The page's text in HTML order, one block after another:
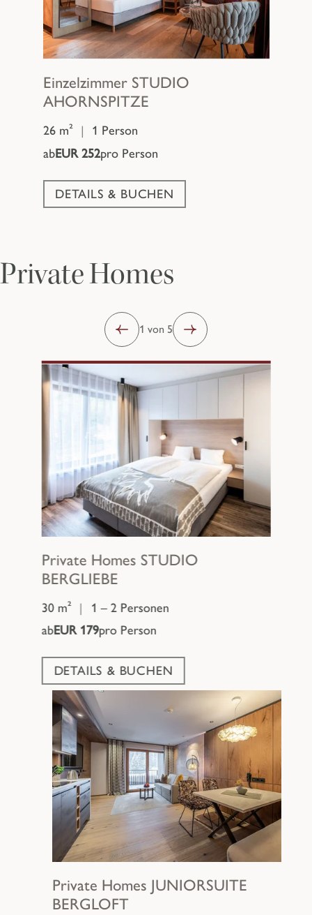
Einzelzimmer STUDIO
AHORNSPITZE
26 m² |
1 Person
abEUR 252pro Person
DETAILS & BUCHEN
Private Homes
1 von 5
Private Homes STUDIO
BERGLIEBE
30 m² |
1 – 2 Personen
abEUR 179pro Person
DETAILS & BUCHEN
Private Homes JUNIORSUITE
BERGLOFT